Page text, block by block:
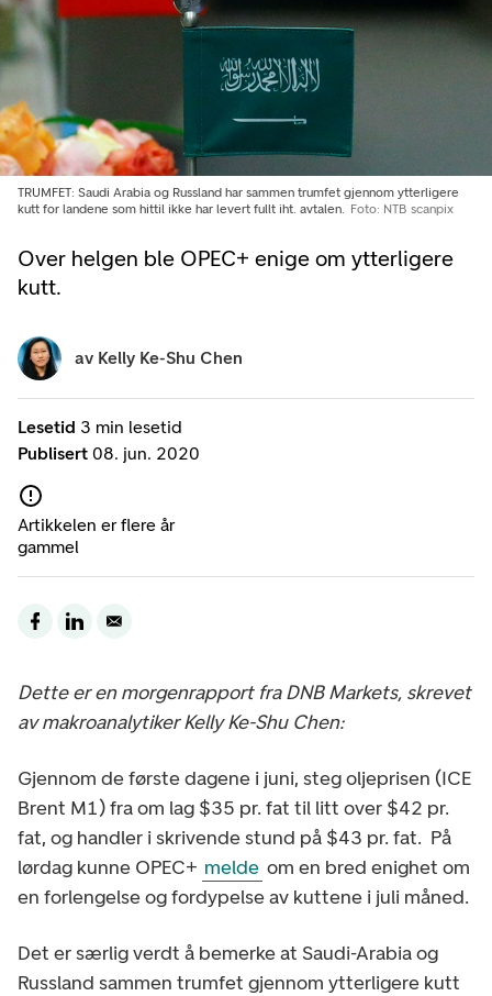
Over helgen ble OPEC+ enige om ytterligere
kutt.
TRUMFET: Saudi Arabia og Russland har sammen trumfet gjennom ytterligere
kutt for landene som hittil ikke har levert fullt iht. avtalen.
Foto: NTB scanpix
Lesetid 3 min lesetid
Publisert 08. jun. 2020
Artikkelen er flere år
gammel
av Kelly Ke-Shu Chen
Dette er en morgenrapport fra DNB Markets, skrevet
av makroanalytiker Kelly Ke-Shu Chen:
Gjennom de første dagene i juni, steg oljeprisen (ICE
Brent M1) fra om lag $35 pr. fat til litt over $42 pr.
fat, og handler i skrivende stund på $43 pr. fat. På
lørdag kunne OPEC+ melde om en bred enighet om
en forlengelse og fordypelse av kuttene i juli måned.
Det er særlig verdt å bemerke at Saudi-Arabia og
Russland sammen trumfet gjennom ytterligere kutt